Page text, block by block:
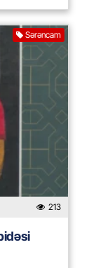
Sərəncam
213